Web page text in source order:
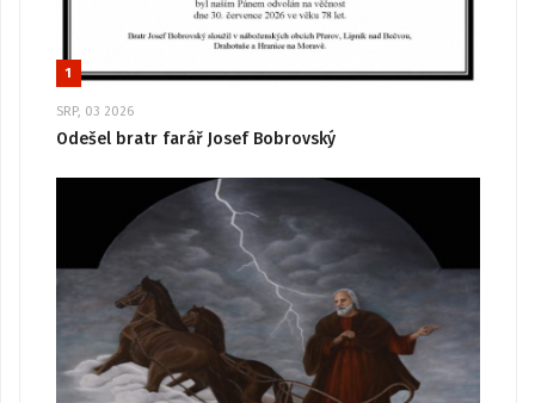
1
SRP, 03 2026
Odešel bratr farář Josef Bobrovský